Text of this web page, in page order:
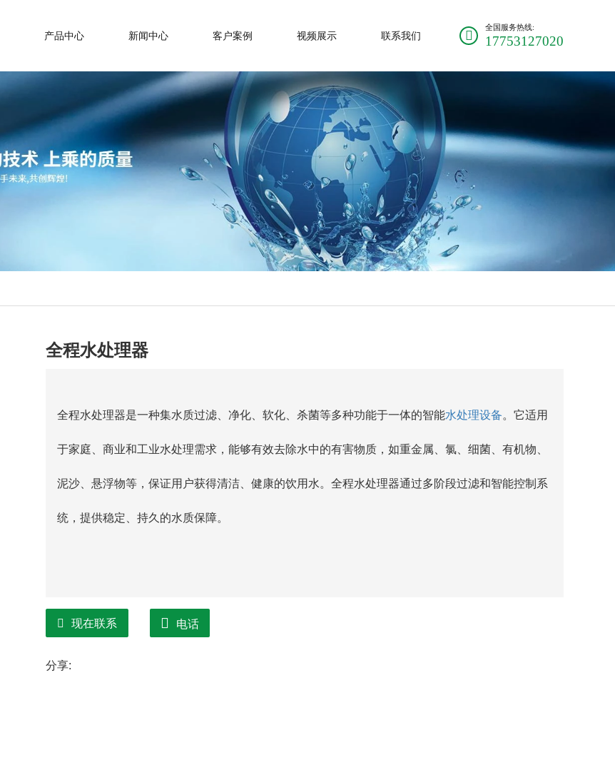
产品中心 新闻中心 客户案例 视频展示 联系我们
全国服务热线:
17753127020
全程水处理器
全程水处理器是一种集水质过滤、净化、软化、杀菌等多种功能于一体的智能水处理设备。它适用
于家庭、商业和工业水处理需求，能够有效去除水中的有害物质，如重金属、氯、细菌、有机物、
泥沙、悬浮物等，保证用户获得清洁、健康的饮用水。全程水处理器通过多阶段过滤和智能控制系
统，提供稳定、持久的水质保障。
现在联系 电话
分享: